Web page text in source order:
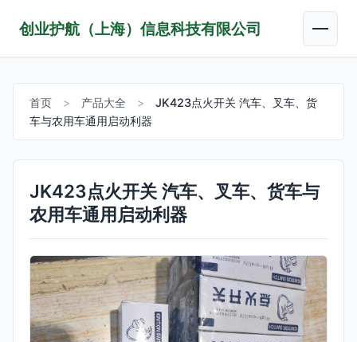
创业护航（上海）信息科技有限公司
首页 > 产品大全 >
JK423点火开关 汽车、叉车、货
车与农用车通用启动利器
JK423点火开关 汽车、叉车、货车与
农用车通用启动利器